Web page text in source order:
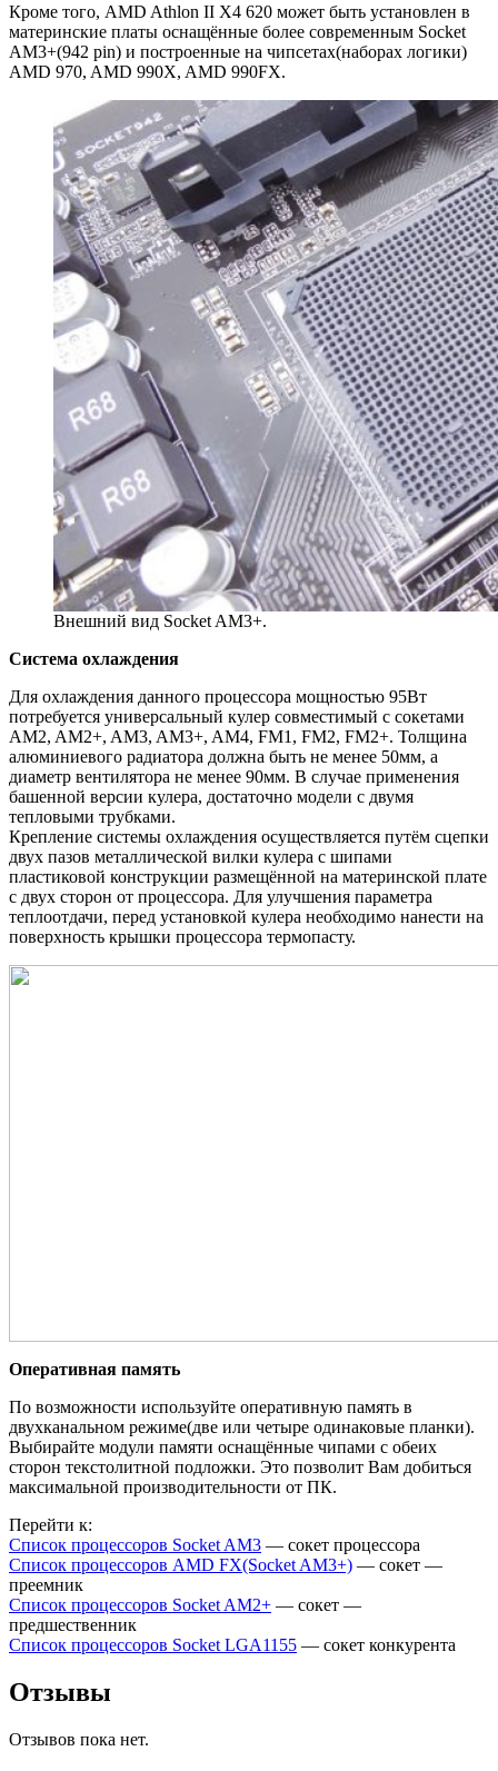
Кроме того, AMD Athlon II X4 620 может быть установлен в
материнские платы оснащённые более современным Socket
AM3+(942 pin) и построенные на чипсетах(наборах логики)
AMD 970, AMD 990X, AMD 990FX.
Внешний вид Socket AM3+.
Система охлаждения
Для охлаждения данного процессора мощностью 95Вт
потребуется универсальный кулер совместимый с сокетами
AM2, AM2+, AM3, AM3+, AM4, FM1, FM2, FM2+. Толщина
алюминиевого радиатора должна быть не менее 50мм, а
диаметр вентилятора не менее 90мм. В случае применения
башенной версии кулера, достаточно модели с двумя
тепловыми трубками.
Крепление системы охлаждения осуществляется путём сцепки
двух пазов металлической вилки кулера с шипами
пластиковой конструкции размещённой на материнской плате
с двух сторон от процессора. Для улучшения параметра
теплоотдачи, перед установкой кулера необходимо нанести на
поверхность крышки процессора термопасту.
Оперативная память
По возможности используйте оперативную память в
двухканальном режиме(две или четыре одинаковые планки).
Выбирайте модули памяти оснащённые чипами с обеих
сторон текстолитной подложки. Это позволит Вам добиться
максимальной производительности от ПК.
Перейти к:
Список процессоров Socket AM3 — сокет процессора
Список процессоров AMD FX(Socket AM3+) — сокет —
преемник
Список процессоров Socket AM2+ — сокет —
предшественник
Список процессоров Socket LGA1155 — сокет конкурента
Отзывы
Отзывов пока нет.